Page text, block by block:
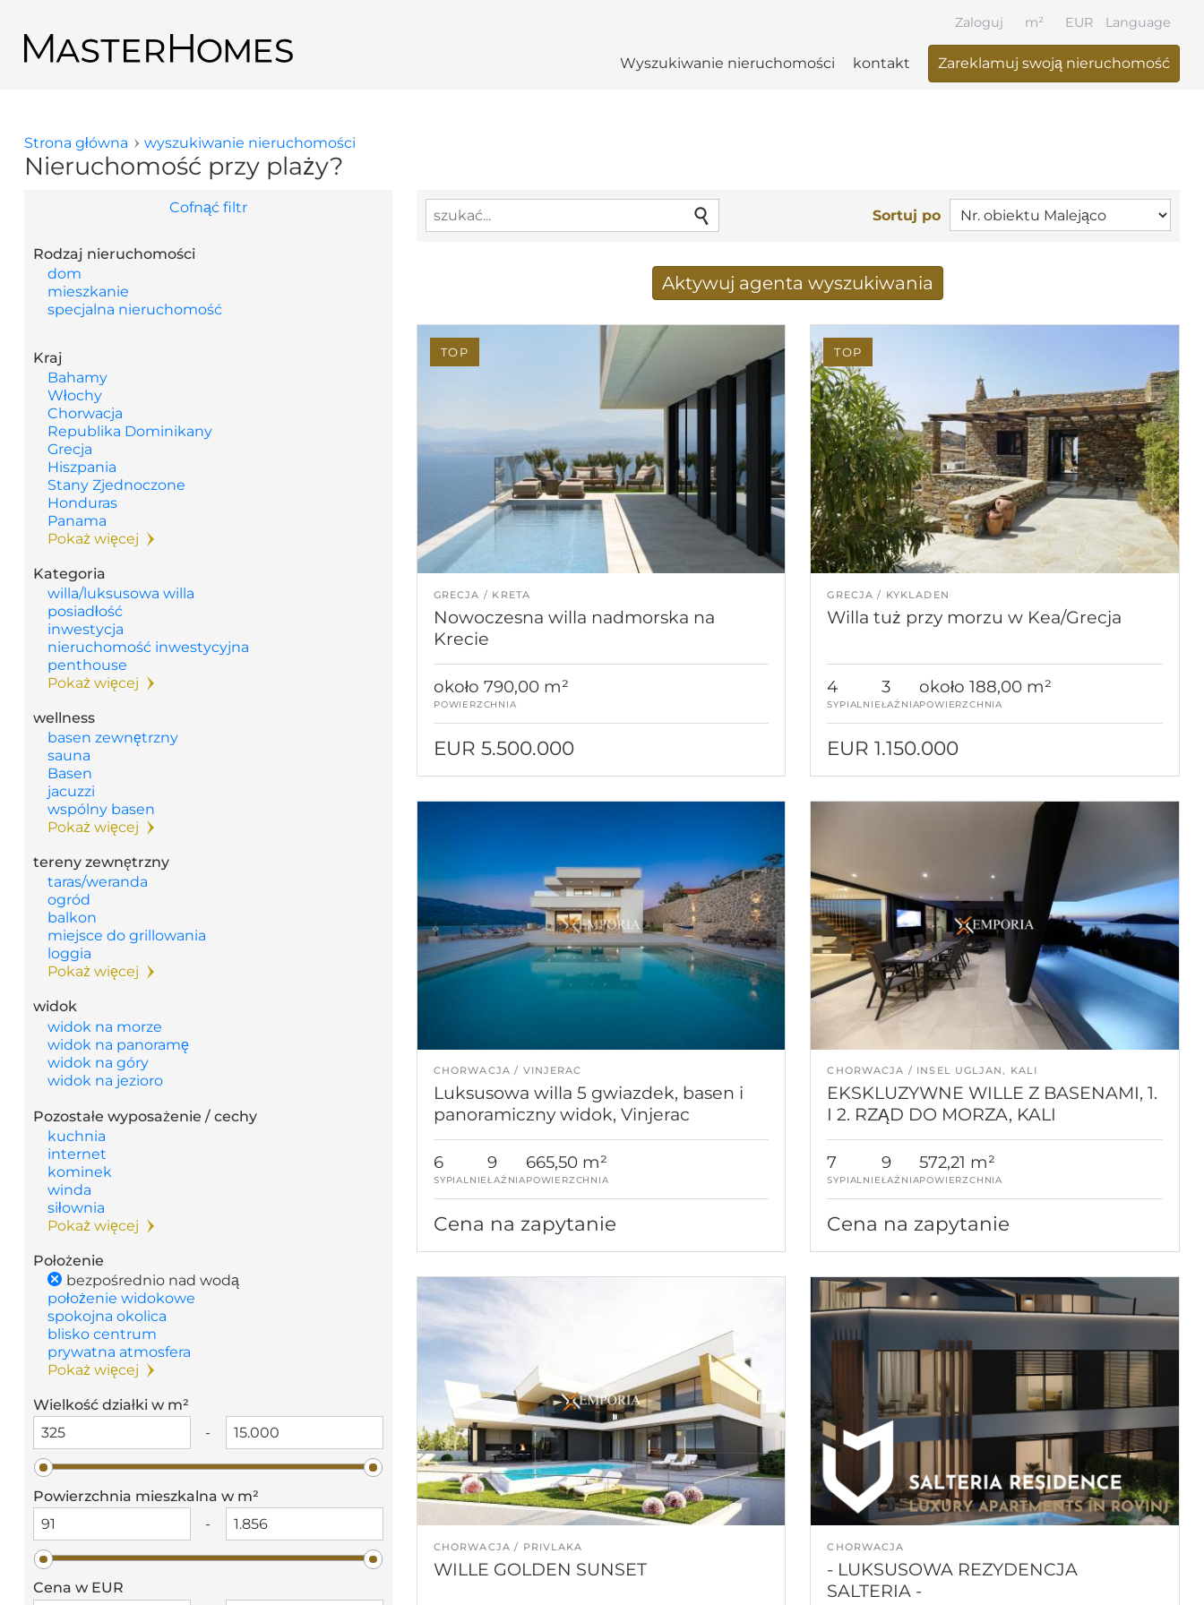
Language
Wyszukiwanie nieruchomości kontakt Zareklamuj swoją nieruchomość
Zaloguj EUR
m²
Powrót do wyników wyszukiwania
Jesteś tutaj
Strona główna wyszukiwanie nieruchomości
Nieruchomość przy plaży?
Cofnąć filtr
Rodzaj nieruchomości
dom
mieszkanie
specjalna nieruchomość
Kraj
Bahamy
Włochy
Chorwacja
Republika Dominikany
Grecja
Hiszpania
Stany Zjednoczone
Honduras
Panama
Pokaż więcej
Kategoria
willa/luksusowa willa
posiadłość
inwestycja
nieruchomość inwestycyjna
penthouse
Pokaż więcej
wellness
basen zewnętrzny
sauna
Basen
jacuzzi
wspólny basen
Pokaż więcej
tereny zewnętrzny
taras/weranda
ogród
balkon
miejsce do grillowania
loggia
Pokaż więcej
widok
widok na morze
widok na panoramę
widok na góry
widok na jezioro
Pozostałe wyposażenie / cechy
kuchnia
internet
kominek
winda
siłownia
Pokaż więcej
Położenie
bezpośrednio nad wodą
położenie widokowe
spokojna okolica
blisko centrum
prywatna atmosfera
Pokaż więcej
Wielkość działki w m²
-
Powierzchnia mieszkalna w m²
-
Cena w EUR
Sortuj po
Aktywuj agenta wyszukiwania
Adres e-mail
GRECJA KRETA
Nowoczesna willa nadmorska na
Krecie
około 790,00 m²
POWIERZCHNIA
EUR 5.500.000
TOP
GRECJA KYKLADEN
Willa tuż przy morzu w Kea/Grecja
4
SYPIALNIE
3
ŁAŹNIA
około 188,00 m²
POWIERZCHNIA
EUR 1.150.000
TOP
CHORWACJA VINJERAC
Luksusowa willa 5 gwiazdek, basen i
panoramiczny widok, Vinjerac
6
SYPIALNIE
9
ŁAŹNIA
665,50 m²
POWIERZCHNIA
Cena na zapytanie
CHORWACJA INSEL UGLJAN, KALI
EKSKLUZYWNE WILLE Z BASENAMI, 1.
I 2. RZĄD DO MORZA, KALI
7
SYPIALNIE
9
ŁAŹNIA
572,21 m²
POWIERZCHNIA
Cena na zapytanie
CHORWACJA PRIVLAKA
WILLE GOLDEN SUNSET
CHORWACJA
- LUKSUSOWA REZYDENCJA
SALTERIA -